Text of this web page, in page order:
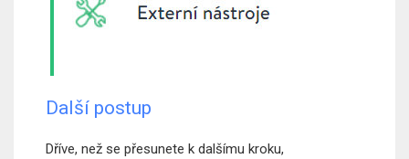
Další postup
Dříve, než se přesunete k dalšímu kroku,